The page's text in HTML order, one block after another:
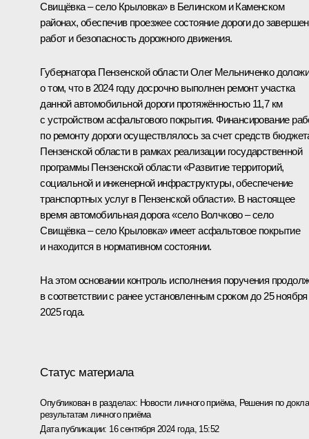
Свищёвка – село Крыловка» в Белинском и Каменском
районах, обеспечив проезжее состояние дороги до
работ и безопасность дорожного движения.
Губернатора Пензенской области Олег Мельниченко
о том, что в 2024 году досрочно выполнен ремонт участка
данной автомобильной дороги протяжённостью 11,7 км
с устройством асфальтового покрытия. Финансирование
по ремонту дороги осуществлялось за счет средств
Пензенской области в рамках реализации государственной
программы Пензенской области «Развитие территорий,
социальной и инженерной инфраструктуры, обеспечение
транспортных услуг в Пензенской области». В настоящее
время автомобильная дорога «село Волчково – село
Свищёвка – село Крыловка» имеет асфальтовое покрытие
и находится в нормативном состоянии.
На этом основании контроль исполнения поручения
в соответствии с ранее установленным сроком до 25 ноября
2025 года.
Статус материала
Опубликован в разделах: Новости личного приёма, Решения по
результатам личного приёма
Дата публикации: 16 сентября 2024 года, 15:52